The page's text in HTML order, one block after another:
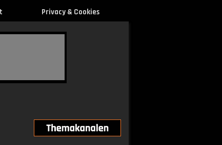
Privacy & Cookies